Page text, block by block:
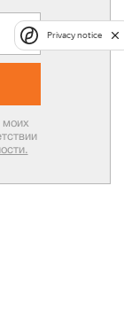
моих
Privacy notice